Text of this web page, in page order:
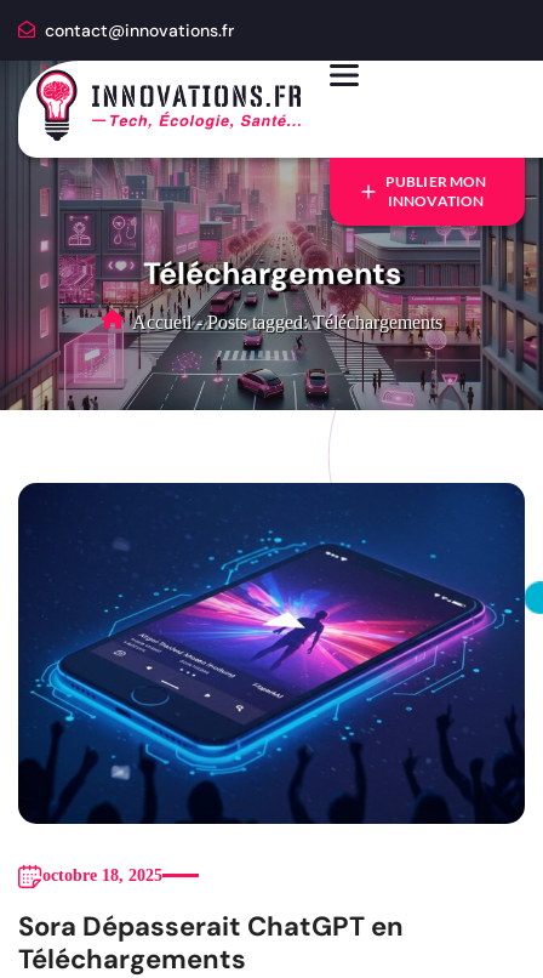
contact@innovations.fr
PUBLIER MON
INNOVATION
Téléchargements
Accueil - Posts tagged: Téléchargements
octobre 18, 2025
Sora Dépasserait ChatGPT en
Téléchargements